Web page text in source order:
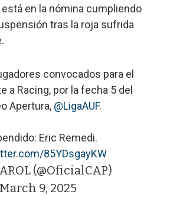
en la nómina cumpliendo
tras la roja sufrida
convocados para el
a Racing, por la fecha 5 del
Apertura, @LigaAUF.
Eric Remedi.
85YDsgayKW
(@OficialCAP)
March 9, 2025